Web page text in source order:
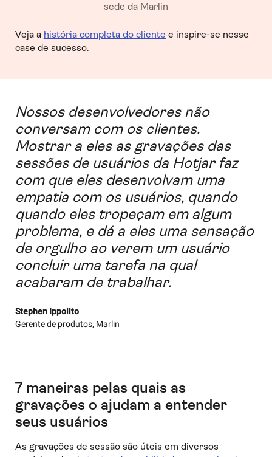
sede da Marlin
Veja a história completa do cliente e inspire-se nesse
case de sucesso.
Nossos desenvolvedores não
conversam com os clientes.
Mostrar a eles as gravações das
sessões de usuários da Hotjar faz
com que eles desenvolvam uma
empatia com os usuários, quando
quando eles tropeçam em algum
problema, e dá a eles uma sensação
de orgulho ao verem um usuário
concluir uma tarefa na qual
acabaram de trabalhar.
Stephen Ippolito
Gerente de produtos, Marlin
7 maneiras pelas quais as
gravações o ajudam a entender
seus usuários
As gravações de sessão são úteis em diversos